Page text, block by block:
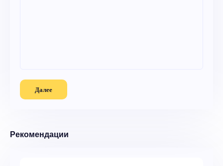
Далее
Рекомендации